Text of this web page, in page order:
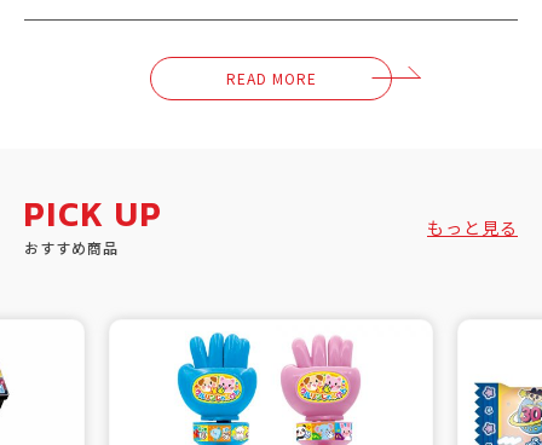
READ MORE
PICK UP
おすすめ商品
もっと見る